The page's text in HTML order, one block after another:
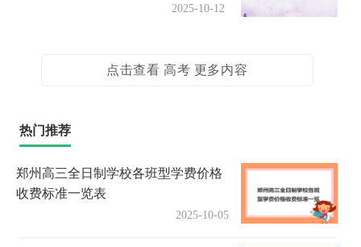
2025-10-12
点击查看 高考 更多内容
热门推荐
郑州高三全日制学校各班型学费价格
收费标准一览表
2025-10-05